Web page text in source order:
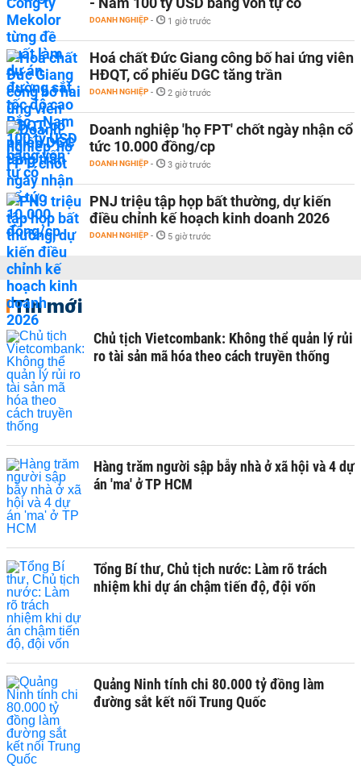
DOANH NGHIỆP - 1 giờ trước
Hoá chất Đức Giang công bố hai ứng viên
HĐQT, cổ phiếu DGC tăng trần
DOANH NGHIỆP - 2 giờ trước
Doanh nghiệp 'họ FPT' chốt ngày nhận cổ
tức 10.000 đồng/cp
DOANH NGHIỆP - 3 giờ trước
PNJ triệu tập họp bất thường, dự kiến
điều chỉnh kế hoạch kinh doanh 2026
DOANH NGHIỆP - 5 giờ trước
Tin mới
Chủ tịch Vietcombank: Không thể quản lý rủi
ro tài sản mã hóa theo cách truyền thống
Hàng trăm người sập bẫy nhà ở xã hội và 4 dự
án 'ma' ở TP HCM
Tổng Bí thư, Chủ tịch nước: Làm rõ trách
nhiệm khi dự án chậm tiến độ, đội vốn
Quảng Ninh tính chi 80.000 tỷ đồng làm
đường sắt kết nối Trung Quốc